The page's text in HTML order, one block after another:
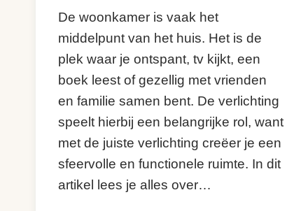
De woonkamer is vaak het
middelpunt van het huis. Het is de
plek waar je ontspant, tv kijkt, een
boek leest of gezellig met vrienden
en familie samen bent. De verlichting
speelt hierbij een belangrijke rol, want
met de juiste verlichting creëer je een
sfeervolle en functionele ruimte. In dit
artikel lees je alles over…